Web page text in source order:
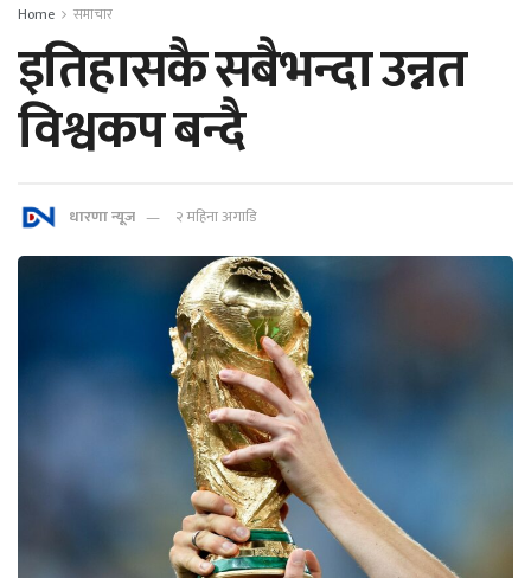
Home समाचार
इतिहासकै सबैभन्दा उन्नत
विश्वकप बन्दै
धारणा न्यूज २ महिना अगाडि